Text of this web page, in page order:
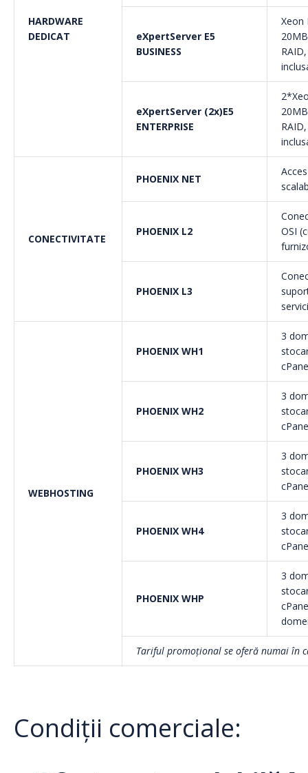
HARDWARE
DEDICAT
eXpertServer E5
BUSINESS
Xeon
eXpertServer (2x)E5
ENTERPRISE
CONECTIVITATE
PHOENIX NET
PHOENIX L2
OSI
PHOENIX L3
WEBHOSTING
PHOENIX WH1
3
PHOENIX WH2
3
PHOENIX WH3
3
PHOENIX WH4
3
PHOENIX WHP
3
Tariful promoțional se oferă numai în
Condiții comerciale: